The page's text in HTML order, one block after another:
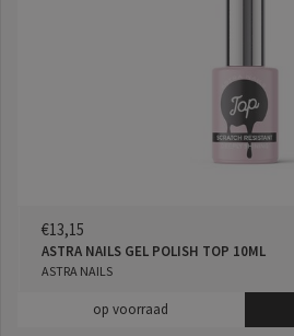
€13,15
ASTRA NAILS GEL POLISH TOP 10ML
ASTRA NAILS
op voorraad